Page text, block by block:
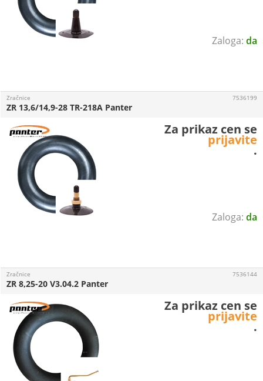
da
da
Zračnice
ZR 13,6/14,9-28 TR-218A Panter
7536199
Za prikaz cen se
prijavite
.
Zračnice
ZR 8,25-20 V3.04.2 Panter
7536144
Za prikaz cen se
prijavite
.